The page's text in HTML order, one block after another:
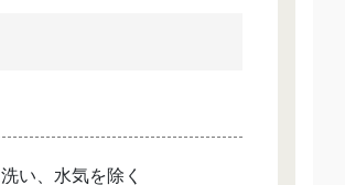
い、水気を除く